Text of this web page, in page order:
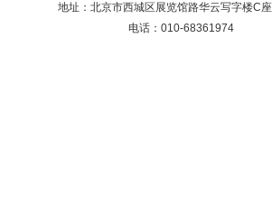
地址：北京市西城区展览馆路华云写字楼C
电话：010-68361974